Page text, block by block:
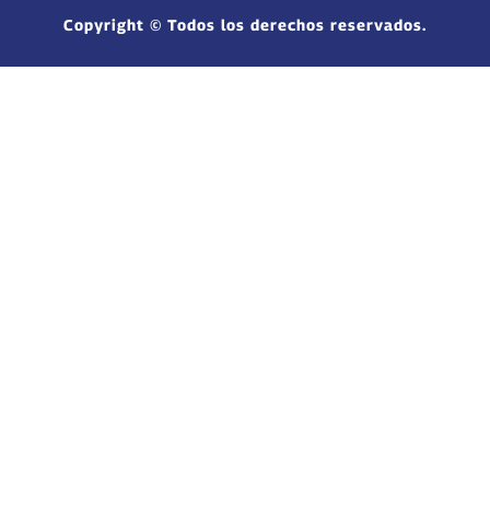
Copyright © Todos los derechos reservados.